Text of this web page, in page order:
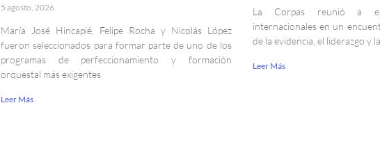
5 agosto, 2026
María José Hincapié, Felipe Rocha y Nicolás López
fueron seleccionados para formar parte de uno de los
programas de perfeccionamiento y formación
orquestal más exigentes
Leer Más
La Corpas reunió a
internacionales en un
de la evidencia, el liderazgo y
Leer Más